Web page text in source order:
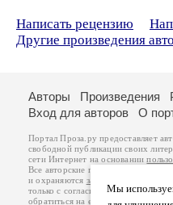
Написать рецензию
Другие произведения
Мы
Авторы Произведения
Вход для авторов
О
Портал Проза.ру предоставляет
свободной публикации своих
сети Интернет на основании
Все авторские права на
и охраняются законом
.
только с согласия его автора, к
обратиться на его авторской